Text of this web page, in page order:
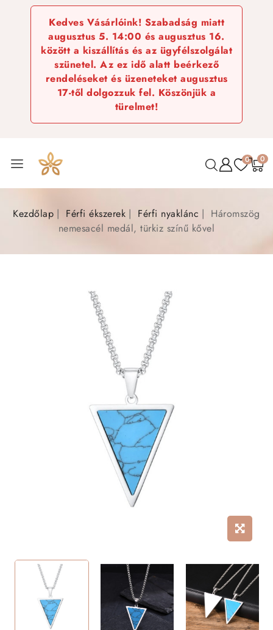
Kedves Vásárlóink! Szabadság miatt
augusztus 5. 14:00 és augusztus 16.
között a kiszállítás és az ügyfélszolgálat
szünetel. Az ez idő alatt beérkező
rendeléseket és üzeneteket augusztus
17-től dolgozzuk fel. Köszönjük a
türelmet!
0 0
Kezdőlap Férfi ékszerek Férfi nyaklánc
Háromszög
nemesacél medál, türkiz színű kővel